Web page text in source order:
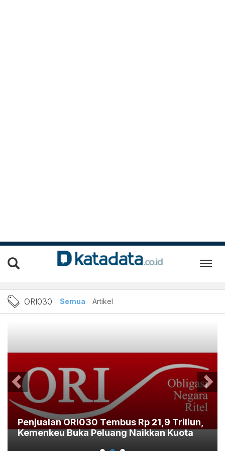
Berita ORI030 Terbaru
ORI030 Semua Artikel
Penjualan ORI030 Tembus Rp 21,9 Triliun,
Kemenkeu Buka Peluang Naikkan Kuota